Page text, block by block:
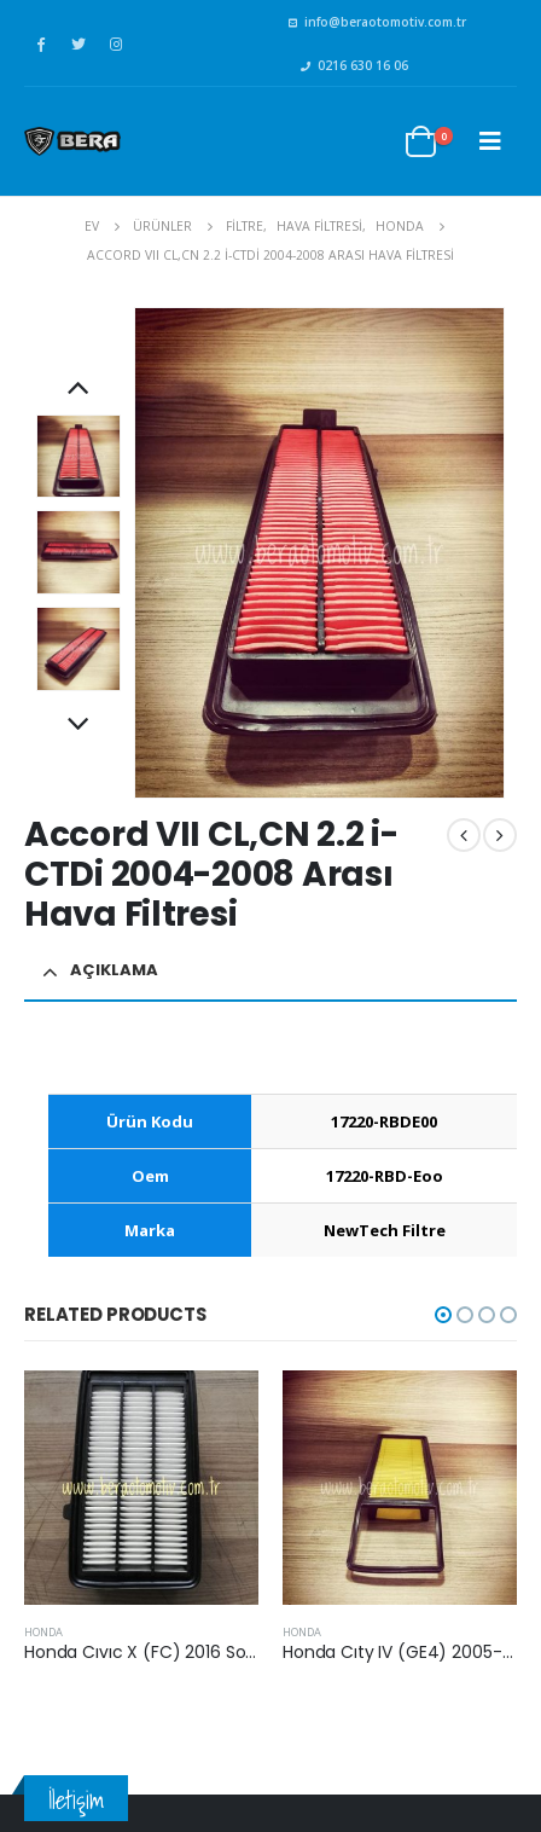
info@beraotomotiv.com.tr
0216 630 16 06
0
EV ÜRÜNLER FİLTRE, HAVA FİLTRESİ,
HONDA
ACCORD VII CL,CN 2.2 I-CTDI 2004-2008 ARASI HAVA FILTRESI
Accord VII CL,CN 2.2 i-
CTDi 2004-2008 Arası
Hava Filtresi
AÇIKLAMA
Ürün Kodu 17220-RBDE00
Oem 17220-RBD-Eoo
Marka NewTech Filtre
RELATED PRODUCTS
HONDA
Honda Cıty IV (GE4) 2005-2008 Arası 1.3 Benzinli Hava Filtresi
HONDA
Honda Cıvıc IX (FK,FK1) 2012 Sonrası 1.4 i-VTEC Hava Filtresi
İletişim